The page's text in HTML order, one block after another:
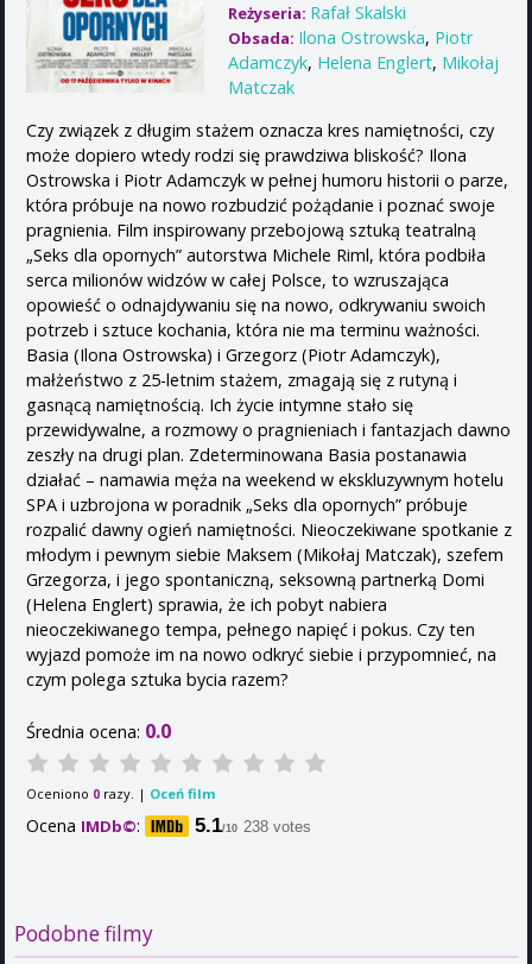
Reżyseria: Rafał Skalski
Obsada: Ilona Ostrowska, Piotr
Adamczyk, Helena Englert, Mikołaj
Matczak
Czy związek z długim stażem oznacza kres namiętności, czy
może dopiero wtedy rodzi się prawdziwa bliskość? Ilona
Ostrowska i Piotr Adamczyk w pełnej humoru historii o parze,
która próbuje na nowo rozbudzić pożądanie i poznać swoje
pragnienia. Film inspirowany przebojową sztuką teatralną
„Seks dla opornych” autorstwa Michele Riml, która podbiła
serca milionów widzów w całej Polsce, to wzruszająca
opowieść o odnajdywaniu się na nowo, odkrywaniu swoich
potrzeb i sztuce kochania, która nie ma terminu ważności.
Basia (Ilona Ostrowska) i Grzegorz (Piotr Adamczyk),
małżeństwo z 25-letnim stażem, zmagają się z rutyną i
gasnącą namiętnością. Ich życie intymne stało się
przewidywalne, a rozmowy o pragnieniach i fantazjach dawno
zeszły na drugi plan. Zdeterminowana Basia postanawia
działać – namawia męża na weekend w ekskluzywnym hotelu
SPA i uzbrojona w poradnik „Seks dla opornych” próbuje
rozpalić dawny ogień namiętności. Nieoczekiwane spotkanie z
młodym i pewnym siebie Maksem (Mikołaj Matczak), szefem
Grzegorza, i jego spontaniczną, seksowną partnerką Domi
(Helena Englert) sprawia, że ich pobyt nabiera
nieoczekiwanego tempa, pełnego napięć i pokus. Czy ten
wyjazd pomoże im na nowo odkryć siebie i przypomnieć, na
czym polega sztuka bycia razem?
Średnia ocena: 0.0
Oceniono 0 razy. | Oceń film
Ocena IMDb©: 5.1/10 238 votes
Podobne filmy